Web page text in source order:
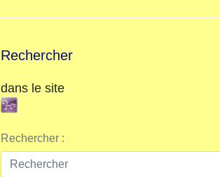
Rechercher
dans le site
Rechercher :